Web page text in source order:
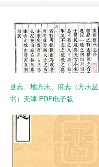
县志、地方志、府志（方志丛
书）天津 PDF电子版